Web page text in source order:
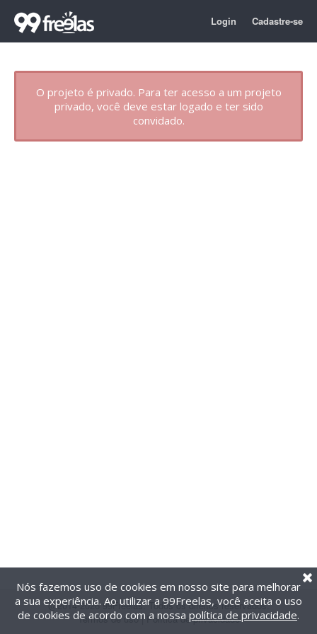
Login Cadastre-se
O projeto é privado. Para ter acesso a um projeto
privado, você deve estar logado e ter sido
convidado.
@2014-2026 99Freelas. Todos os direitos reservados.
Termos de uso| Política de privacidade
Nós fazemos uso de cookies em nosso site para melhorar
a sua experiência. Ao utilizar a 99Freelas, você aceita o uso
de cookies de acordo com a nossa política de privacidade.